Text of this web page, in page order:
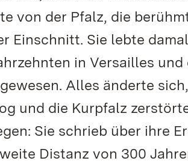
von der Pfalz, die
Einschnitt. Sie lebte
in Versailles
Alles änderte
und die Kurpfalz
Sie schrieb über ihre
Distanz von 300